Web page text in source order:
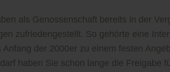
als Genossenschaft bereits in der
zufriedengestellt. So gehörte eine
Anfang der 2000er zu einem festen
haben Sie schon lange die Freigabe